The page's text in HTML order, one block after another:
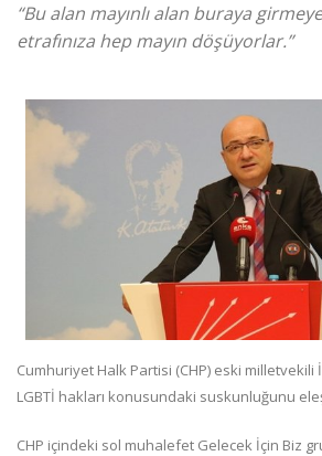
“Bu alan mayınlı alan buraya
etrafınıza hep mayın döşüyorlar.”
Cumhuriyet Halk Partisi (CHP) eski
LGBTİ hakları konusundaki suskunluğunu
CHP içindeki sol muhalefet Gelecek İçin Biz